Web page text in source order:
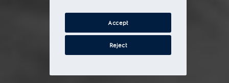
Accept
Reject